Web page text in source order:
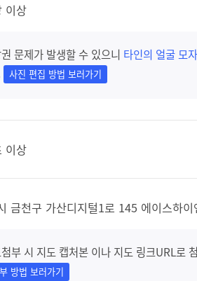
이상
문제가 발생할 수 있으니 타인의 얼굴 모
사진 편집 방법 보러가기
이상
금천구 가산디지털1로 145 에이스하
부 시 지도 캡처본 이나 지도 링크URL로
방법 보러가기